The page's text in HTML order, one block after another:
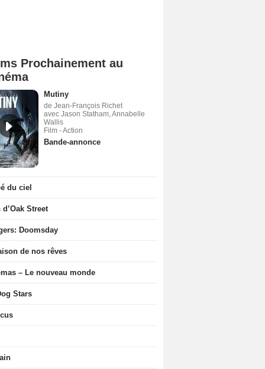
Prochainement au
Mutiny
de Jean-François Richet
avec Jason Statham, Annabelle
Wallis
Film - Action
Bande-annonce
du ciel
d’Oak Street
Doomsday
de nos rêves
– Le nouveau monde
Stars